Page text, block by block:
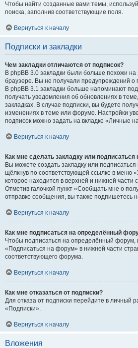
Чтобы найти созданные вами темы,
поиска, заполнив соответствующие поля.
Вернуться к началу
Подписки и закладки
Чем закладки отличаются от подписок?
В phpBB 3.0 закладки были больше похожи на
браузере. Вы не получали предупреждений
В phpBB 3.1 закладки больше напоминают
получать уведомления об обновлениях в
закладках. В случае подписки, вы будете
изменениях в теме или форуме. Настройки
подписок можно задать на вкладке «Личные
Вернуться к началу
Как мне сделать закладку или
Вы можете создать закладку или
щёлкнув по соответствующей ссылке в меню
которое находится в верхней и нижней части
Отметив галочкой пункт «Сообщать мне о
отправке сообщения, вы также подпишетесь
Вернуться к началу
Как мне подписаться на определённый
Чтобы подписаться на определённый форум,
«Подписаться на форум» в нижней части
соответствующего форума.
Вернуться к началу
Как мне отказаться от подписки?
Для отказа от подписки перейдите в личный
«Подписки».
Вернуться к началу
Вложения